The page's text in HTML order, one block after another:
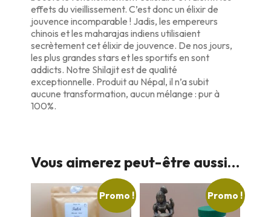
effets du vieillissement. C’est donc un élixir de
jouvence incomparable ! Jadis, les empereurs
chinois et les maharajas indiens utilisaient
secrètement cet élixir de jouvence. De nos jours,
les plus grandes stars et les sportifs en sont
addicts. Notre Shilajit est de qualité
exceptionnelle. Produit au Népal, il n’a subit
aucune transformation, aucun mélange : pur à
100%.
Vous aimerez peut-être aussi…
Promo ! Promo !